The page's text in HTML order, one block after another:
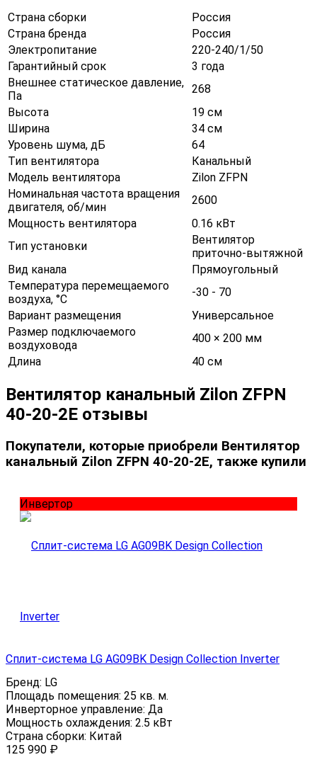
Страна сборки
Россия
Страна бренда
Россия
Электропитание
220-240/1/50
Гарантийный срок
3 года
Внешнее статическое давление,
Па
268
Высота
19 см
Ширина
34 см
Уровень шума, дБ
64
Тип вентилятора
Канальный
Модель вентилятора
Zilon ZFPN
Номинальная частота вращения
двигателя, об/мин
2600
Мощность вентилятора
0.16 кВт
Тип установки
Вентилятор
приточно-вытяжной
Вид канала
Прямоугольный
Температура перемещаемого
воздуха, °С
-30 - 70
Вариант размещения
Универсальное
Размер подключаемого
воздуховода
400 × 200 мм
Длина
40 см
Вентилятор канальный Zilon ZFPN
40-20-2E отзывы
Покупатели, которые приобрели Вентилятор
канальный Zilon ZFPN 40-20-2E, также купили
Инвертор
Сплит-система LG AG09BK Design Collection Inverter
Бренд: LG
Площадь помещения: 25 кв. м.
Инверторное управление: Да
Мощность охлаждения: 2.5 кВт
Страна сборки: Китай
125 990 ₽